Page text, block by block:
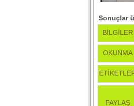
Sonuçlar
BİLGİLER
OKUNMA
PAYLAŞ